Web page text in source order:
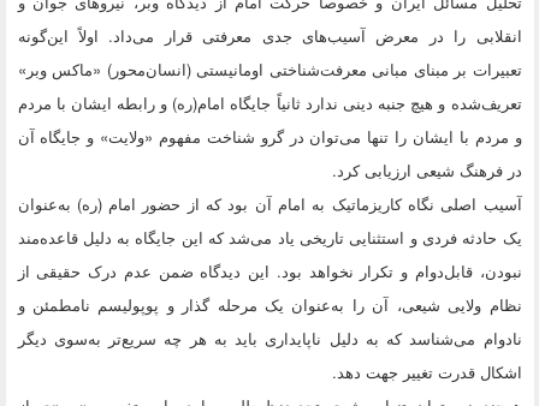
انقلابی را در معرض آسیب‌های جدی معرفتی قرار می‌داد. اولاً این‌گونه
تعبیرات بر مبنای مبانی معرفت‌شناختی اومانیستی (انسان‌محور) «ماکس وبر»
تعریف‌شده و هیچ جنبه دینی ندارد ثانیاً جایگاه امام(ره) و رابطه ایشان با مردم
و مردم با ایشان را تنها می‌توان در گرو شناخت مفهوم «ولایت» و جایگاه آن
در فرهنگ شیعی ارزیابی کرد.
آسیب اصلی نگاه کاریزماتیک به امام آن بود که از حضور امام (ره) به‌عنوان
یک حادثه فردی و استثنایی تاریخی یاد می‌شد که این جایگاه به دلیل قاعده‌مند
نبودن، قابل‌دوام و تکرار نخواهد بود. این دیدگاه ضمن عدم درک حقیقی از
نظام ولایی شیعی، آن را به‌عنوان یک مرحله گذار و پوپولیسم نامطمئن و
نادوام می‌شناسد که به دلیل ناپایداری باید به هر چه سریع‌تر به‌سوی دیگر
اشکال قدرت تغییر جهت دهد.